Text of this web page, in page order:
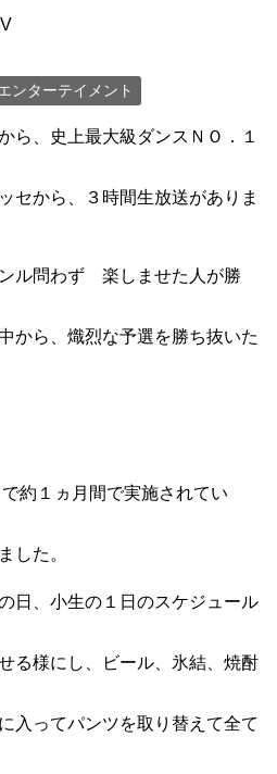
ンターテイメント
ら、史上最大級ダンスＮＯ．１
セから、３時間生放送がありま
ル問わず 楽しませた人が勝
から、熾烈な予選を勝ち抜いた
約１ヵ月間で実施されてい
した。
日、小生の１日のスケジュール
る様にし、ビール、氷結、焼酎
入ってパンツを取り替えて全て